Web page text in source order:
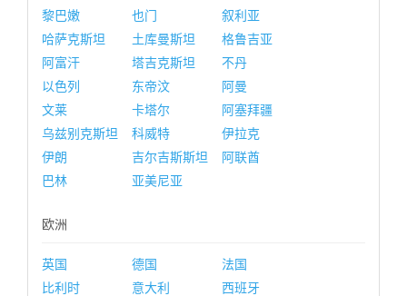
黎巴嫩
也门
叙利亚
哈萨克斯坦
土库曼斯坦
格鲁吉亚
阿富汗
塔吉克斯坦
不丹
以色列
东帝汶
阿曼
文莱
卡塔尔
阿塞拜疆
乌兹别克斯坦
科威特
伊拉克
伊朗
吉尔吉斯斯坦
阿联酋
巴林
亚美尼亚
欧洲
英国 德国
法国
比利时
意大利
西班牙